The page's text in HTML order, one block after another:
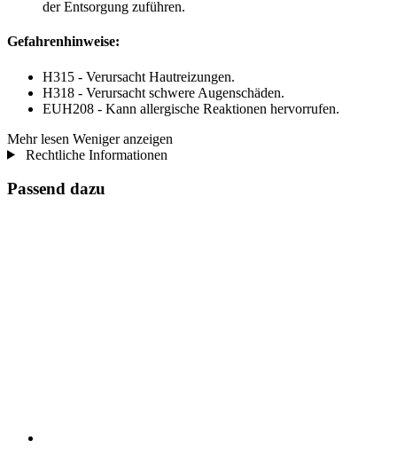
der Entsorgung zuführen.
Gefahrenhinweise:
H315 - Verursacht Hautreizungen.
H318 - Verursacht schwere Augenschäden.
EUH208 - Kann allergische Reaktionen hervorrufen.
Mehr lesen Weniger anzeigen
Rechtliche Informationen
Passend dazu